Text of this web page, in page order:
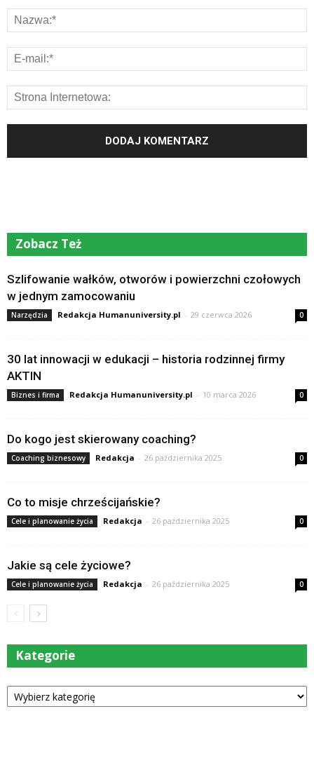
Zobacz Też
Szlifowanie wałków, otworów i powierzchni czołowych
w jednym zamocowaniu
Narzędzia Redakcja Humanuniversity.pl - 29 czerwca 2026 0
30 lat innowacji w edukacji – historia rodzinnej firmy
AKTIN
Biznes i firma Redakcja Humanuniversity.pl - 10 marca 2026 0
Do kogo jest skierowany coaching?
Coaching biznesowy Redakcja - 26 października 2025 0
Co to misje chrześcijańskie?
Cele i planowanie życia Redakcja - 26 października 2025 0
Jakie są cele życiowe?
Cele i planowanie życia Redakcja - 26 października 2025 0
Kategorie
Kategorie